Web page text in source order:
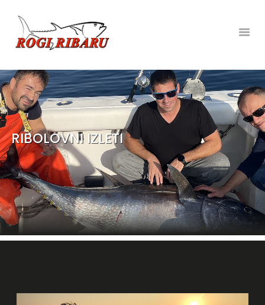
NASLOVNA
RIBOLOVNI IZLETI
PRIVATNI IZLETI BRODOM
NAJAM
TRGOVINA RIBOLOVNE
OPREME
NAUTIČKI SERVIS
IZABERI JEZIK:
ENGLISH
RIBOLOVNI IZLETI